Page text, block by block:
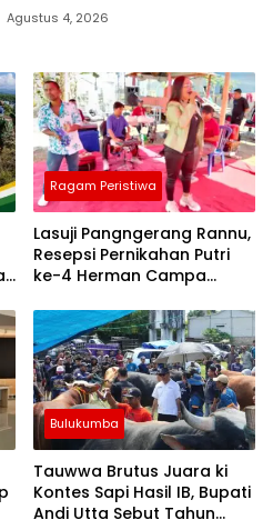
Agustus 4, 2026
Ragam Peristiwa
Lasuji Pangngerang Rannu,
Resepsi Pernikahan Putri
ke-4 Herman Campa
Bulukumba
Tauwwa Brutus Juara ki
Kontes Sapi Hasil IB, Bupati
Andi Utta Sebut Tahun